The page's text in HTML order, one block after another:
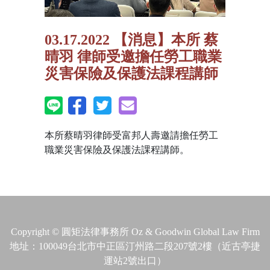
03.17.2022 【消息】本所 蔡
晴羽 律師受邀擔任勞工職業
災害保險及保護法課程講師
本所蔡晴羽律師受富邦人壽邀請擔任勞工
職業災害保險及保護法課程講師。
Copyright © 圓矩法律事務所 Oz & Goodwin Global Law Firm
地址：100049台北市中正區汀州路二段207號2樓（近古亭捷
運站2號出口）